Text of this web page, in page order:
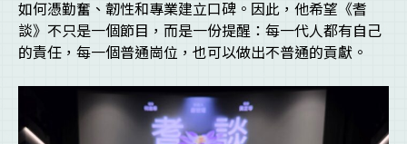
如何憑勤奮、韌性和專業建立口碑。因此，他希望《耆
談》不只是一個節目，而是一份提醒：每一代人都有自己
的責任，每一個普通崗位，也可以做出不普通的貢獻。